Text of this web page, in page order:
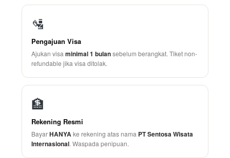
🛂
Pengajuan Visa
Ajukan visa minimal 1 bulansebelum berangkat. Tiket non-
refundable jika visa ditolak.
🏦
Rekening Resmi
BayarHANYAke rekening atas nama PT Sentosa Wisata
Internasional. Waspada penipuan.